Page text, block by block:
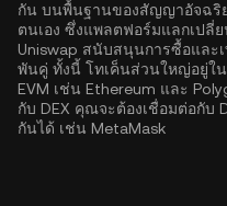
กัน บนพื้นฐานของสัญญาอัจฉริ
ตนเอง ซึ่งแพลตฟอร์มแลกเปลี่
Uniswap สนับสนุนการซื้อและ
พันคู่ ทั้งนี้ โทเค็นส่วนใหญ่อยู่ใ
EVM เช่น Ethereum และ
กับ DEX คุณจะต้องเชื่อมต่อกับ
กันได้ เช่น MetaMask